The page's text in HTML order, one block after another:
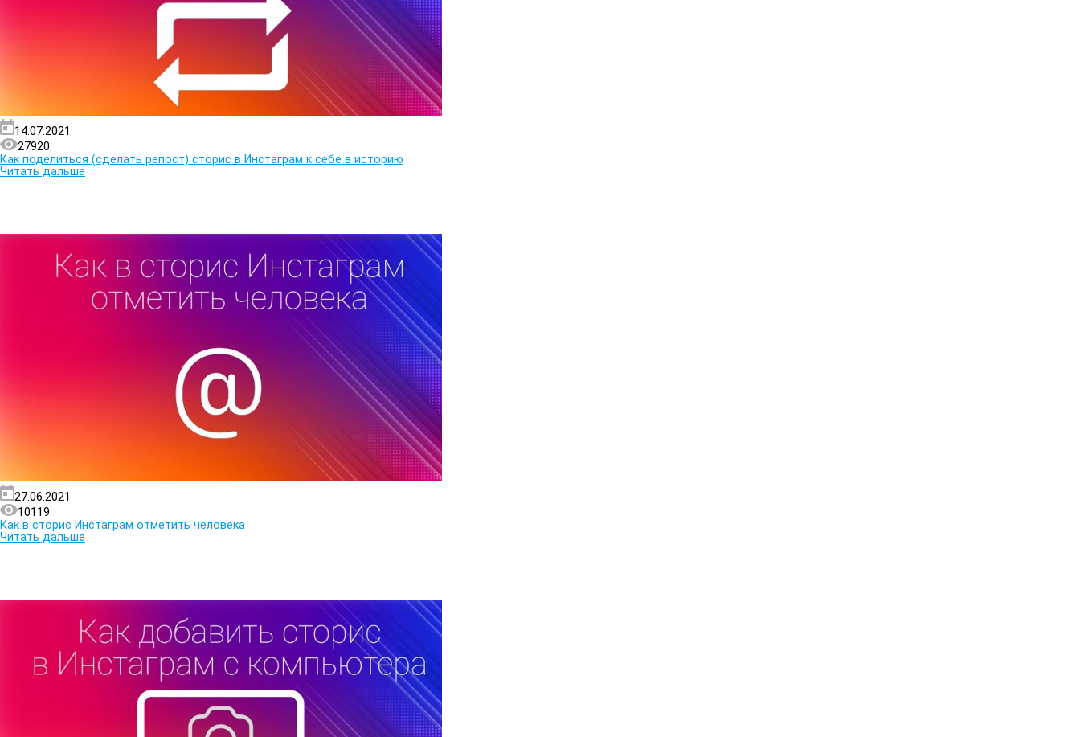
14.07.2021
27920
Как поделиться (сделать репост) сторис в Инстаграм к себе в историю
Читать дальше
27.06.2021
10119
Как в сторис Инстаграм отметить человека
Читать дальше